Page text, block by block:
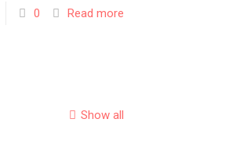
0 Read more
Show all